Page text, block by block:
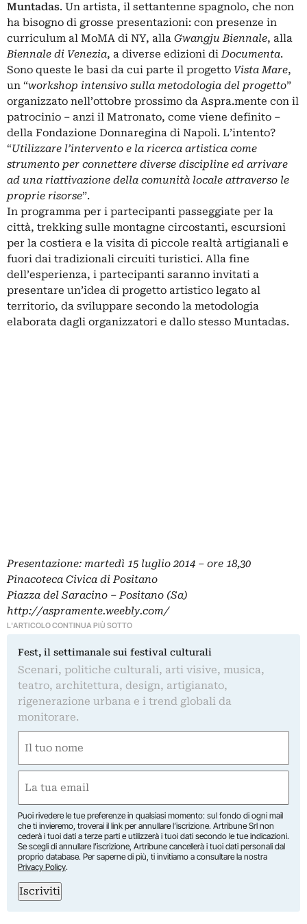
Muntadas. Un artista, il settantenne spagnolo, che non
ha bisogno di grosse presentazioni: con presenze in
curriculum al MoMA di NY, alla Gwangju Biennale, alla
Biennale di Venezia, a diverse edizioni diDocumenta.
Sono queste le basi da cui parte il progetto Vista Mare,
un “workshop intensivo sulla metodologia del progetto”
organizzato nell’ottobre prossimo da Aspra.mente con il
patrocinio – anzi il Matronato, come viene definito –
della Fondazione Donnaregina di Napoli. L’intento?
“Utilizzare l’intervento e la ricerca artistica come
strumento per connettere diverse discipline ed arrivare
ad una riattivazione della comunità locale attraverso le
proprie risorse”.
In programma per i partecipanti passeggiate per la
città, trekking sulle montagne circostanti, escursioni
per la costiera e la visita di piccole realtà artigianali e
fuori dai tradizionali circuiti turistici. Alla fine
dell’esperienza, i partecipanti saranno invitati a
presentare un’idea di progetto artistico legato al
territorio, da sviluppare secondo la metodologia
elaborata dagli organizzatori e dallo stesso Muntadas.
Presentazione: martedì 15 luglio 2014 – ore 18,30
Pinacoteca Civica diPositano
Piazza del Saracino – Positano (Sa)
http://aspramente.weebly.com/
L'ARTICOLO CONTINUA PIÙ SOTTO
Fest, il settimanale sui festival culturali
Scenari, politiche culturali, arti visive, musica,
teatro, architettura, design, artigianato,
rigenerazione urbana e i trend globali da
monitorare.
(Obbligatorio)
(Obbligatorio)
Puoi rivedere le tue preferenze in qualsiasi momento: sul fondo di ogni mail
che ti invieremo, troverai il link per annullare l’iscrizione. Artribune Srl non
cederà i tuoi dati a terze parti e utilizzerà i tuoi dati secondo le tue indicazioni.
Se scegli di annullare l’iscrizione, Artribune cancellerà i tuoi dati personali dal
proprio database. Per saperne di più, ti invitiamo a consultare la nostra
Privacy Policy.
Iscriviti